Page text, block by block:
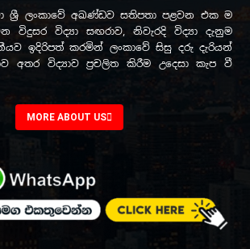
ශ්‍රී ලංකාවේ අඛණ්ඩව සතිපතා පළවන එක ම
විදුසර විද්‍යා සඟරාව, නිවැරදි විද්‍යා දැනුම
ඉදිරිපත් කරමින් ලංකාවේ සිසු දරු දැරියන්
අතර විද්‍යාව ප්‍රචලිත කිරීම උදෙසා කැප වී
MORE ABOUT US